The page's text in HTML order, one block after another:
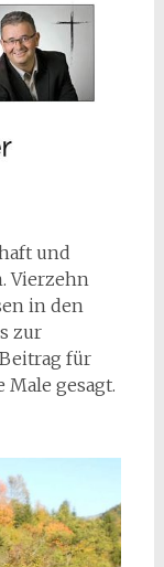
und
Vierzehn
in den
zur
für
gesagt.